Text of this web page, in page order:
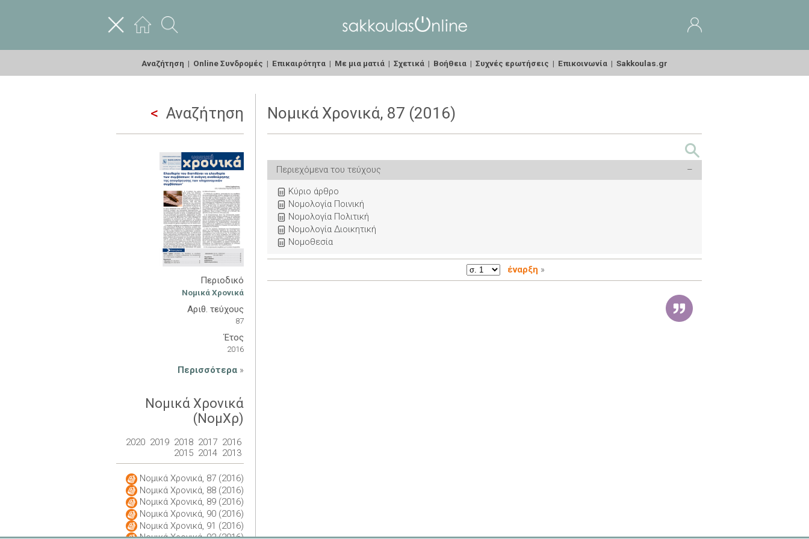
Αναζήτηση | Online Συνδρομές | Επικαιρότητα | Με μια ματιά | Σχετικά | Βοήθεια | Συχνές ερωτήσεις | Επικοινωνία | Sakkoulas.gr
Αναζήτηση
Περιοδικό
Νομικά Χρονικά
Αριθ. τεύχους
87
Έτος
2016
Περισσότερα »
Νομικά Χρονικά
(ΝομΧρ)
2020 2019 2018 2017 2016
2015 2014 2013
Νομικά Χρονικά, 87 (2016)
Νομικά Χρονικά, 88 (2016)
Νομικά Χρονικά, 89 (2016)
Νομικά Χρονικά, 90 (2016)
Νομικά Χρονικά, 91 (2016)
Νομικά Χρονικά, 87 (2016)
Περιεχόμενα του τεύχους
–
Κύριο άρθρο
Νομολογία Ποινική
Νομολογία Πολιτική
Νομολογία Διοικητική
Νομοθεσία
έναρξη »